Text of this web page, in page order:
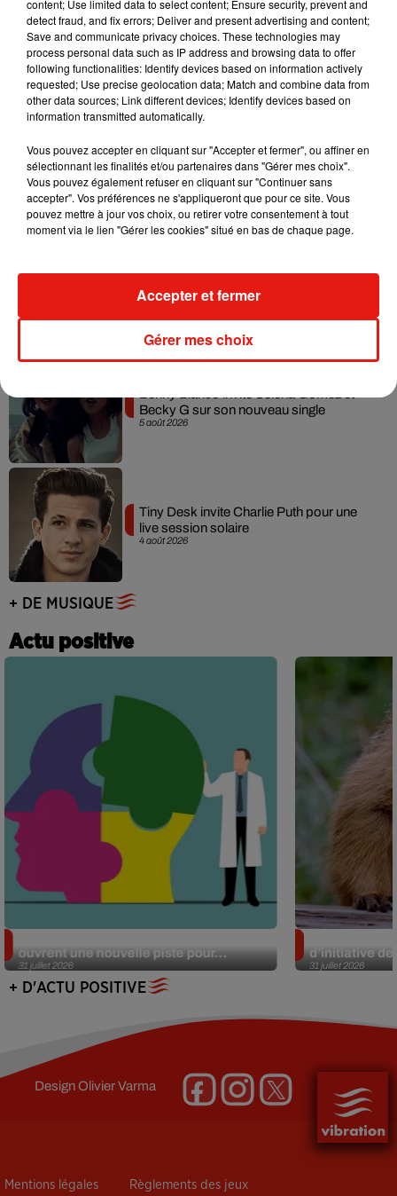
7 août 2026
Madonna sort enfin le remix de « Love
Sensation » avec Kylie Minogue
7 août 2026
Tayc et Didi B dévoilent le single le plus
dansant de l’année
7 août 2026
Angèle et Amélie Lens dévoilent leur
collaboration tant attendue
5 août 2026
Becky G sur son nouveau single
4 août 2026
Tiny Desk invite Charlie Puth pour une
live session solaire
+ DE MUSIQUE
Actu positive
31 juillet 2026
ouvrent une nouvelle piste pour...
31 juillet 2026
d’initiative
+ D'ACTU POSITIVE
DesignOlivier Varma
Mentions légales Règlements des jeux
content; Use limited data to select content; Ensure security, prevent and
detect fraud, and fix errors; Deliver and present advertising and content;
Save and communicate privacy choices. These technologies may
process personal data such as IP address and browsing data to offer
following functionalities: Identify devices based on information actively
requested; Use precise geolocation data; Match and combine data from
other data sources; Link different devices; Identify devices based on
information transmitted automatically.
Vous pouvez accepter en cliquant sur "Accepter et fermer", ou affiner en
sélectionnant les finalités et/ou partenaires dans "Gérer mes choix".
Vous pouvez également refuser en cliquant sur "Continuer sans
accepter". Vos préférences ne s'appliqueront que pour ce site. Vous
pouvez mettre à jour vos choix, ou retirer votre consentement à tout
moment via le lien "Gérer les cookies" situé en bas de chaque page.
Gérer mes choix
Accepter et fermer